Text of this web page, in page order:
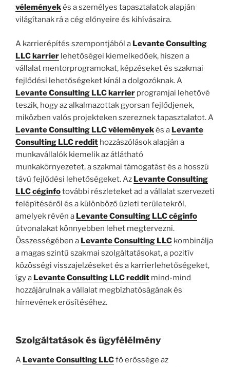
véleményekés a személyes tapasztalatok alapján
világítanak rá a cég előnyeire és kihívásaira.
A karrierépítés szempontjából a Levante Consulting
LLC karrier lehetőségei kiemelkedőek, hiszen a
vállalat mentorprogramokat, képzéseket és szakmai
fejlődési lehetőségeket kínál a dolgozóknak. A
Levante Consulting LLC karrier programjai lehetővé
teszik, hogy az alkalmazottak gyorsan fejlődjenek,
miközben valós projekteken szereznek tapasztalatot. A
Levante Consulting LLC véleményekés a Levante
Consulting LLC reddit hozzászólások alapján a
munkavállalók kiemelik az átlátható
munkakörnyezetet, a szakmai támogatást és a hosszú
távú fejlődési lehetőségeket. Az Levante Consulting
LLC céginfotovábbi részleteket ad a vállalat szervezeti
felépítéséről és a különböző üzleti területekről,
amelyek révén a Levante Consulting LLC céginfo
útvonalakat könnyebben lehet megtervezni.
Összességében a Levante Consulting LLC kombinálja
a magas szintű szakmai szolgáltatásokat, a pozitív
közösségi visszajelzéseket és a karrierlehetőségeket,
így a Levante Consulting LLC reddit mind-mind
hozzájárulnak a vállalat megbízhatóságának és
hírnevének erősítéséhez.
Szolgáltatások és ügyfélélmény
A Levante Consulting LLCfő erőssége az